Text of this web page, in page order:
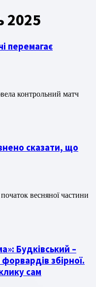
2025
перемагає
сказати, що
Будківський –
збірної.
сам